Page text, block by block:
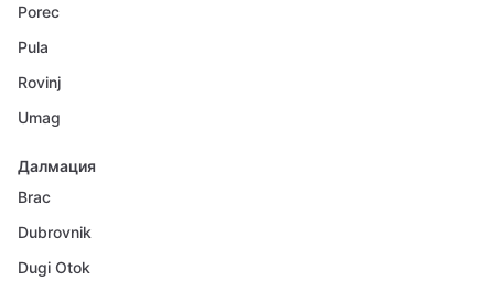
Porec
Pula
Rovinj
Umag
Далмация
Brac
Dubrovnik
Dugi Otok